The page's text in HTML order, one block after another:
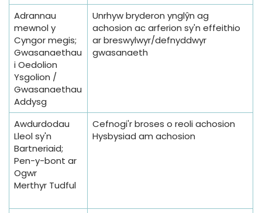
Adrannau
mewnol y
Cyngor megis;
Gwasanaethau
i Oedolion
Ysgolion /
Gwasanaethau
Addysg
Unrhyw bryderon ynglŷn ag
achosion ac arferion sy'n effeithio
ar breswylwyr/defnyddwyr
gwasanaeth
Awdurdodau
Lleol sy'n
Bartneriaid;
Pen-y-bont ar
Ogwr
Merthyr Tudful
Cefnogi'r broses o reoli achosion
Hysbysiad am achosion